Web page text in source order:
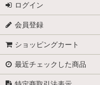
トラ・ライオン・猛獣
ペンギン
犬
ログイン
会員登録
ショッピングカート
最近チェックした商品